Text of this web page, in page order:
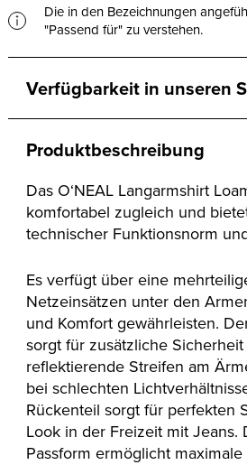
Die in den Bezeichnungen
"Passend für" zu verstehen.
Verfügbarkeit in unseren
Produktbeschreibung
Das O‘NEAL Langarmshirt
komfortabel zugleich und
technischer Funktionsnorm
Es verfügt über eine
Netzeinsätzen unter den
und Komfort gewährleisten.
sorgt für zusätzliche
reflektierende Streifen am
bei schlechten
Rückenteil sorgt für perfekten
Look in der Freizeit mit
Passform ermöglicht